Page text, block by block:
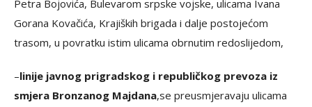
Petra Bojovića, Bulevarom srpske vojske, ulicama Ivana
Gorana Kovačića, Krajiških brigada i dalje postojećom
trasom, u povratku istim ulicama obrnutim redoslijedom,
–linije javnog prigradskog i republičkog prevoza iz
smjera Bronzanog Majdana,se preusmjeravaju ulicama